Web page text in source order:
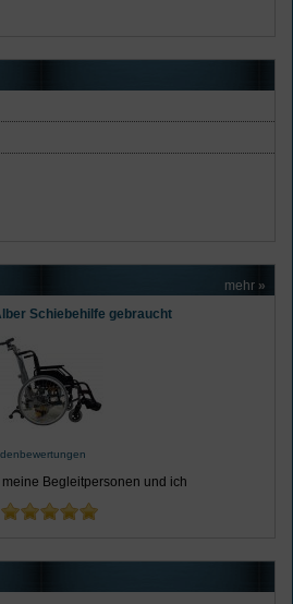
mehr »
Schiebehilfe gebraucht
Begleitpersonen und ich